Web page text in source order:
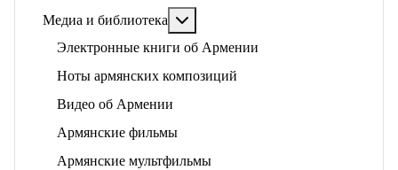
Медиа и библиотека
Электронные книги об Армении
Ноты армянских композиций
Видео об Армении
Армянские фильмы
Армянские мультфильмы